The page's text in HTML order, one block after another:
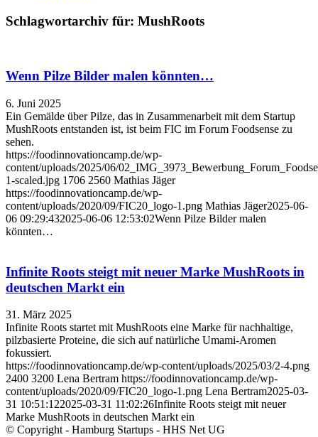
Schlagwortarchiv für: MushRoots
Wenn Pilze Bilder malen könnten…
6. Juni 2025
Ein Gemälde über Pilze, das in Zusammenarbeit mit dem Startup
MushRoots entstanden ist, ist beim FIC im Forum Foodsense zu
sehen.
https://foodinnovationcamp.de/wp-
content/uploads/2025/06/
1-scaled.jpg 1706 2560 Mathias Jäger
https://foodinnovationcamp.de/wp-
content/uploads/2020/09/FIC20_logo-1.png Mathias Jäger2025-06-
06 09:29:432025-06-06 12:53:02Wenn Pilze Bilder malen
könnten…
Infinite Roots steigt mit neuer Marke MushRoots in
deutschen Markt ein
31. März 2025
Infinite Roots startet mit MushRoots eine Marke für nachhaltige,
pilzbasierte Proteine, die sich auf natürliche Umami-Aromen
fokussiert.
https://foodinnovationcamp.de/wp-content/uploads/2025/03/2-4.png
2400 3200 Lena Bertram https://foodinnovationcamp.de/wp-
content/uploads/2020/09/FIC20_logo-1.png Lena Bertram2025-03-
31 10:51:122025-03-31 11:02:26Infinite Roots steigt mit neuer
Marke MushRoots in deutschen Markt ein
© Copyright - Hamburg Startups - HHS Net UG